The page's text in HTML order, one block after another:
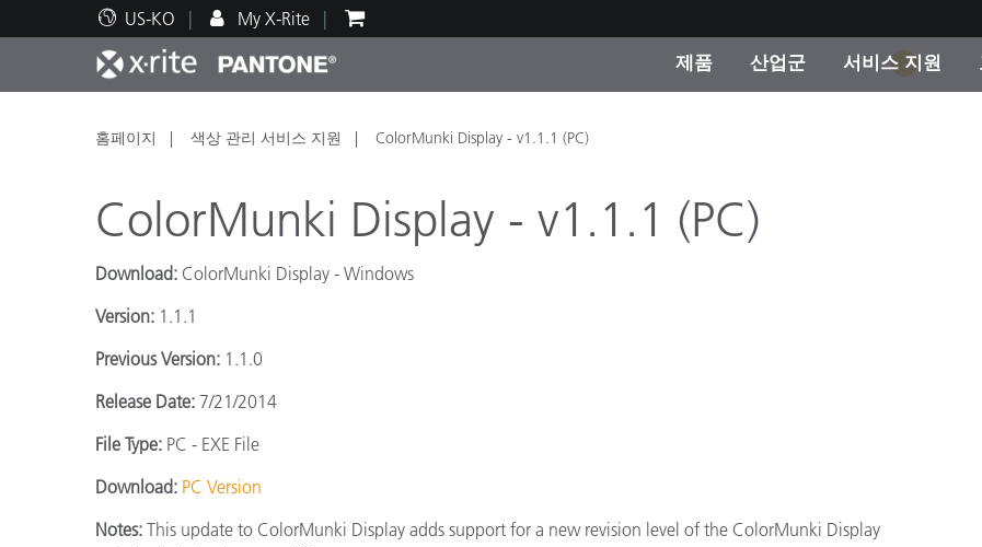
US-KO My X-Rite
제품
주요 제품 제품 카테고리
산업군
인쇄 및 패키징
자동차
플라스틱
페인트 및 코팅
OEM 디스플레이 및 프
서비스 지원
기술 지원 서비스 및 유지보수
교육 리소스 교육
1
홈페이지 색상 관리 서비스 지원 ColorMunki Display - v1.1.1 (PC)
ColorMunki Display - v1.1.1 (PC)
Download: ColorMunki Display - Windows
Version: 1.1.1
Previous Version: 1.1.0
Release Date: 7/21/2014
File Type: PC - EXE File
Download: PC Version
Notes: This update to ColorMunki Display adds support for a new revision level of the ColorMunki Display